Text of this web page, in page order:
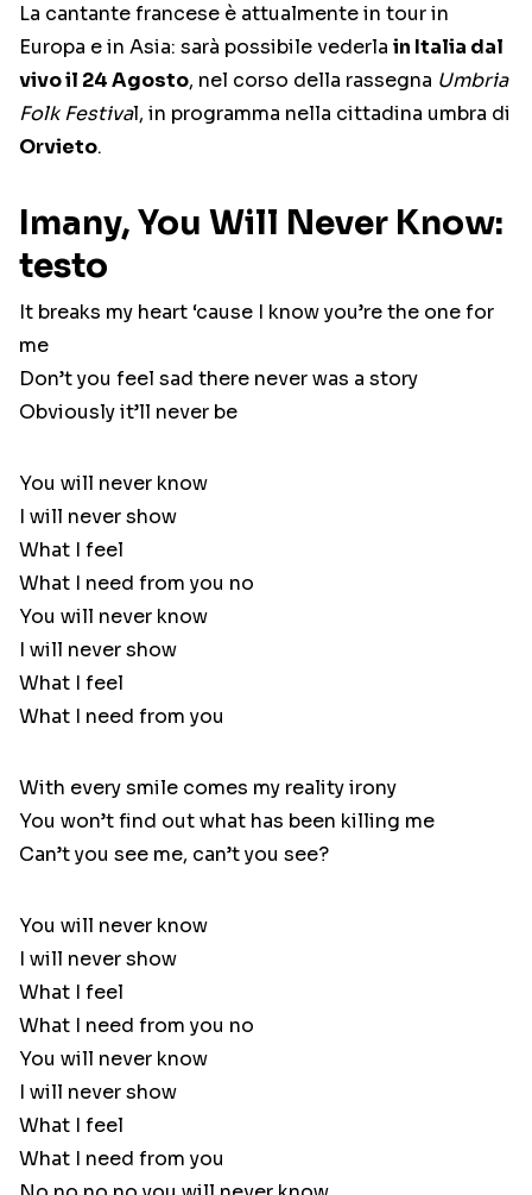
La cantante francese è attualmente in tour in
Europa e in Asia: sarà possibile vederla in Italia dal
vivo il 24 Agosto, nel corso della rassegna Umbria
Folk Festival, in programma nella cittadina umbra di
Orvieto.
Imany, You Will Never Know:
testo
It breaks my heart ‘cause I know you’re the one for
me
Don’t you feel sad there never was a story
Obviously it’ll never be
You will never know
I will never show
What I feel
What I need from you no
You will never know
I will never show
What I feel
What I need from you
With every smile comes my reality irony
You won’t find out what has been killing me
Can’t you see me, can’t you see?
You will never know
I will never show
What I feel
What I need from you no
You will never know
I will never show
What I feel
What I need from you